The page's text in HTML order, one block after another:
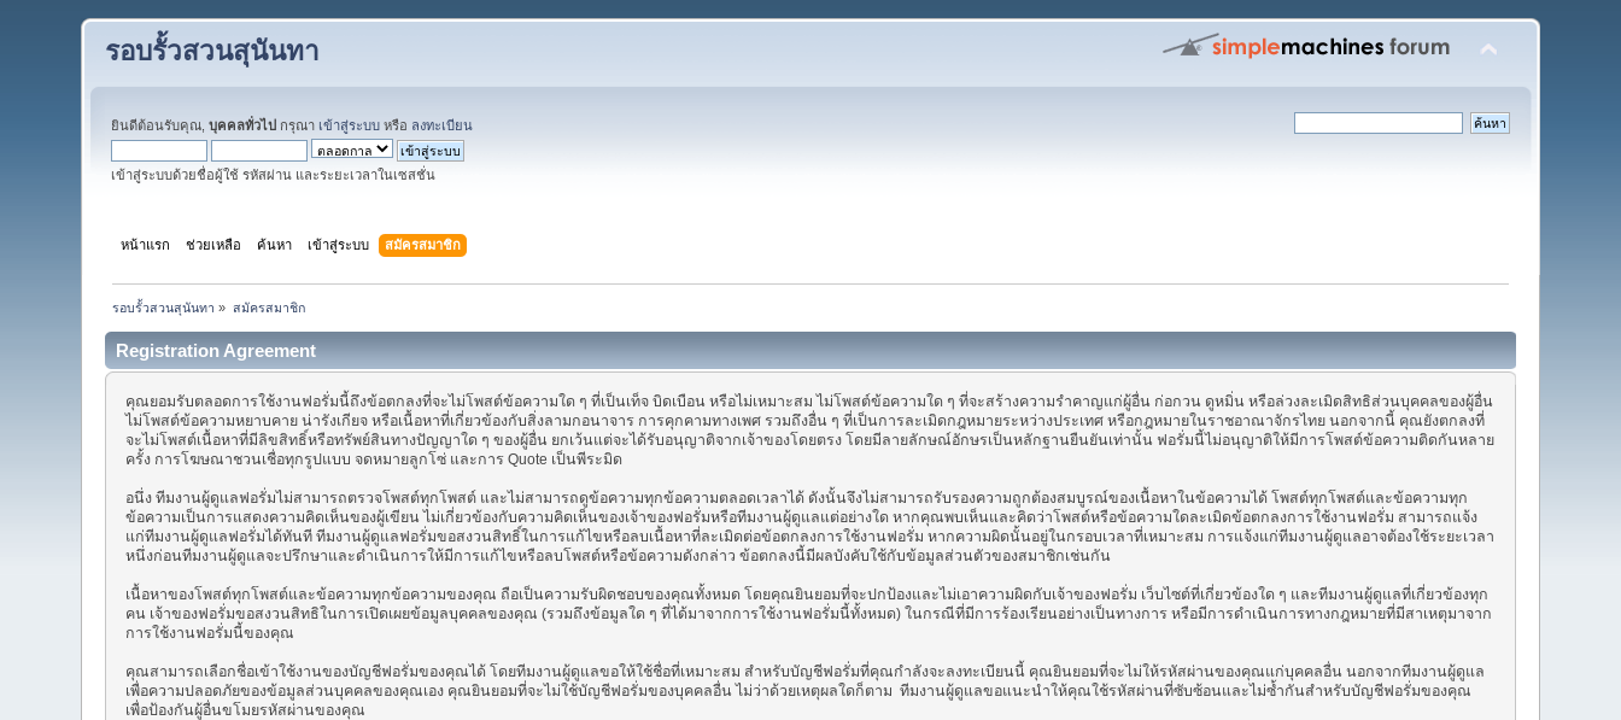
รอบรั้วสวนสุนันทา
ยินดีต้อนรับคุณ,บุคคลทั่วไป กรุณา เข้าสู่ระบบ หรือ ลงทะเบียน
เข้าสู่ระบบด้วยชื่อผู้ใช้ รหัสผ่าน และระยะเวลาในเซสชั่น
หน้าแรก ช่วยเหลือ ค้นหา เข้าสู่ระบบ สมัครสมาชิก
รอบรั้วสวนสุนันทา » สมัครสมาชิก
Registration Agreement
คุณยอมรับตลอดการใช้งานฟอรั่มนี้ถึงข้อตกลงที่จะไม่โพสต์ข้อความใด ๆ ที่เป็นเท็จ บิดเบือน หรือไม่เหมาะสม ไม่โพสต์ข้อความใด ๆ ที่จะสร้างความรำคาญแก่ผู้อื่น ก่อกวน ดูหมิ่น หรือล่วงละเมิดสิทธิส่วนบุคคลของผู้อื่น
ไม่โพสต์ข้อความหยาบคาย น่ารังเกียจ หรือเนื้อหาที่เกี่ยวข้องกับสิ่งลามกอนาจาร การคุกคามทางเพศ รวมถึงอื่น ๆ ที่เป็นการละเมิดกฎหมายระหว่างประเทศ หรือกฎหมายในราชอาณาจักรไทย นอกจากนี้ คุณยังตกลงที่
จะไม่โพสต์เนื้อหาที่มีลิขสิทธิ์หรือทรัพย์สินทางปัญญาใด ๆ ของผู้อื่น ยกเว้นแต่จะได้รับอนุญาติจากเจ้าของโดยตรง โดยมีลายลักษณ์อักษรเป็นหลักฐานยืนยันเท่านั้น ฟอรั่มนี้ไม่อนุญาติให้มีการโพสต์ข้อความติดกันหลาย
ครั้ง การโฆษณาชวนเชื่อทุกรูปแบบ จดหมายลูกโซ่ และการ Quote เป็นพีระมิด
อนึ่ง ทีมงานผู้ดูแลฟอรั่มไม่สามารถตรวจโพสต์ทุกโพสต์ และไม่สามารถดูข้อความทุกข้อความตลอดเวลาได้ ดังนั้นจึงไม่สามารถรับรองความถูกต้องสมบูรณ์ของเนื้อหาในข้อความได้ โพสต์ทุกโพสต์และข้อความทุก
ข้อความเป็นการแสดงความคิดเห็นของผู้เขียน ไม่เกี่ยวข้องกับความคิดเห็นของเจ้าของฟอรั่มหรือทีมงานผู้ดูแลแต่อย่างใด หากคุณพบเห็นและคิดว่าโพสต์หรือข้อความใดละเมิดข้อตกลงการใช้งานฟอรั่ม สามารถแจ้ง
แก่ทีมงานผู้ดูแลฟอรั่มได้ทันที ทีมงานผู้ดูแลฟอรั่มขอสงวนสิทธิ์ในการแก้ไขหรือลบเนื้อหาที่ละเมิดต่อข้อตกลงการใช้งานฟอรั่ม หากความผิดนั้นอยู่ในกรอบเวลาที่เหมาะสม การแจ้งแก่ทีมงานผู้ดูแลอาจต้องใช้ระยะเวลา
หนึ่งก่อนทีมงานผู้ดูแลจะปรึกษาและดำเนินการให้มีการแก้ไขหรือลบโพสต์หรือข้อความดังกล่าว ข้อตกลงนี้มีผลบังคับใช้กับข้อมูลส่วนตัวของสมาชิกเช่นกัน
เนื้อหาของโพสต์ทุกโพสต์และข้อความทุกข้อความของคุณ ถือเป็นความรับผิดชอบของคุณทั้งหมด โดยคุณยินยอมที่จะปกป้องและไม่เอาความผิดกับเจ้าของฟอรั่ม เว็บไซต์ที่เกี่ยวข้องใด ๆ และทีมงานผู้ดูแลที่เกี่ยวข้องทุก
คน เจ้าของฟอรั่มขอสงวนสิทธิในการเปิดเผยข้อมูลบุคคลของคุณ (รวมถึงข้อมูลใด ๆ ที่ได้มาจากการใช้งานฟอรั่มนี้ทั้งหมด) ในกรณีที่มีการร้องเรียนอย่างเป็นทางการ หรือมีการดำเนินการทางกฎหมายที่มีสาเหตุมาจาก
การใช้งานฟอรั่มนี้ของคุณ
คุณสามารถเลือกชื่อเข้าใช้งานของบัญชีฟอรั่มของคุณได้ โดยทีมงานผู้ดูแลขอให้ใช้ชื่อที่เหมาะสม สำหรับบัญชีฟอรั่มที่คุณกำลังจะลงทะเบียนนี้ คุณยินยอมที่จะไม่ให้รหัสผ่านของคุณแก่บุคคลอื่น นอกจากทีมงานผู้ดูแล
เพื่อความปลอดภัยของข้อมูลส่วนบุคคลของคุณเอง คุณยินยอมที่จะไม่ใช้บัญชีฟอรั่มของบุคคลอื่น ไม่ว่าด้วยเหตุผลใดก็ตาม ทีมงานผู้ดูแลขอแนะนำให้คุณใช้รหัสผ่านที่ซับซ้อนและไม่ซ้ำกันสำหรับบัญชีฟอรั่มของคุณ
เพื่อป้องกันผู้อื่นขโมยรหัสผ่านของคุณ